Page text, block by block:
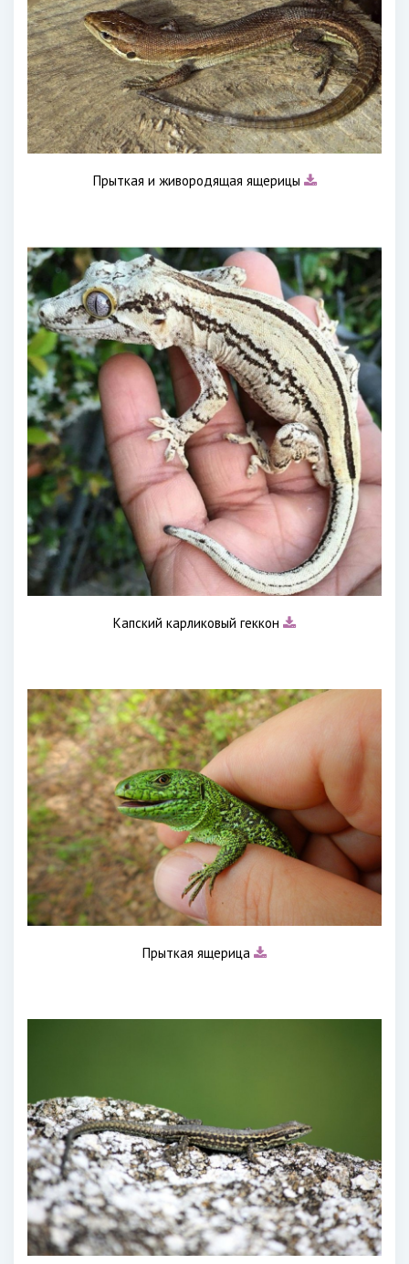
Прыткая и живородящая ящерицы
Капский карликовый геккон
Прыткая ящерица